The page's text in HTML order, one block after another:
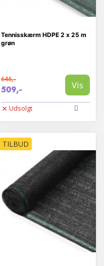
Tennisskærm HDPE 2 x 25 m
grøn
646,-
509,- Vis
Udsolgt
TILBUD